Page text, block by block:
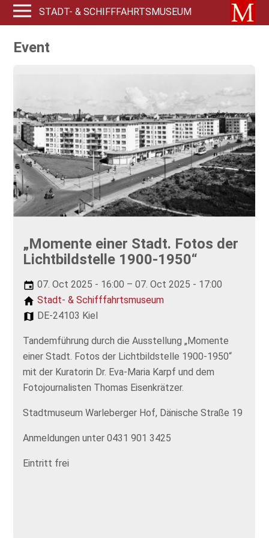
STADT- & SCHIFFFAHRTSMUSEUM
Event
„Momente einer Stadt. Fotos der
Lichtbildstelle 1900-1950“
07. Oct 2025 - 16:00 – 07. Oct 2025 - 17:00
Stadt- & Schifffahrtsmuseum
DE-24103 Kiel
Tandemführung durch die Ausstellung „Momente
einer Stadt. Fotos der Lichtbildstelle 1900-1950“
mit der Kuratorin Dr. Eva-Maria Karpf und dem
Fotojournalisten Thomas Eisenkrätzer.
Stadtmuseum Warleberger Hof, Dänische Straße 19
Anmeldungen unter 0431 901 3425
Eintritt frei